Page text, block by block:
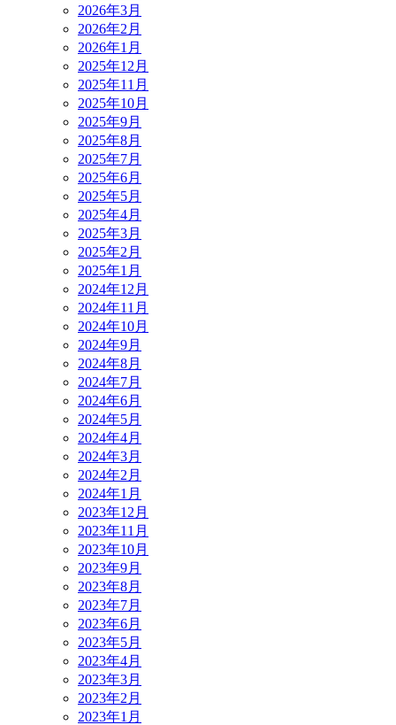
2026年3月
2026年2月
2026年1月
2025年12月
2025年11月
2025年10月
2025年9月
2025年8月
2025年7月
2025年6月
2025年5月
2025年4月
2025年3月
2025年2月
2025年1月
2024年12月
2024年11月
2024年10月
2024年9月
2024年8月
2024年7月
2024年6月
2024年5月
2024年4月
2024年3月
2024年2月
2024年1月
2023年12月
2023年11月
2023年10月
2023年9月
2023年8月
2023年7月
2023年6月
2023年5月
2023年4月
2023年3月
2023年2月
2023年1月